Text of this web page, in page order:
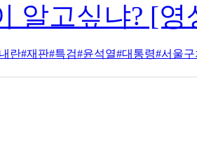
알고싶냐? [
란#재판#특검#윤석열#대통령#서울